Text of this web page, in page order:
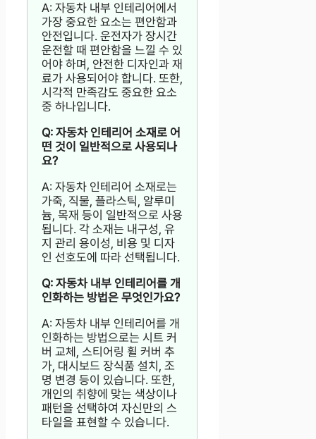
A: 자동차 내부 인테리어에서
가장 중요한 요소는 편안함과
안전입니다. 운전자가 장시간
운전할 때 편안함을 느낄 수 있
어야 하며, 안전한 디자인과 재
료가 사용되어야 합니다. 또한,
시각적 만족감도 중요한 요소
중 하나입니다.
Q: 자동차 인테리어 소재로 어
떤 것이 일반적으로 사용되나
요?
A: 자동차 인테리어 소재로는
가죽, 직물, 플라스틱, 알루미
늄, 목재 등이 일반적으로 사용
됩니다. 각 소재는 내구성, 유
지 관리 용이성, 비용 및 디자
인 선호도에 따라 선택됩니다.
Q: 자동차 내부 인테리어를 개
인화하는 방법은 무엇인가요?
A: 자동차 내부 인테리어를 개
인화하는 방법으로는 시트 커
버 교체, 스티어링 휠 커버 추
가, 대시보드 장식품 설치, 조
명 변경 등이 있습니다. 또한,
개인의 취향에 맞는 색상이나
패턴을 선택하여 자신만의 스
타일을 표현할 수 있습니다.